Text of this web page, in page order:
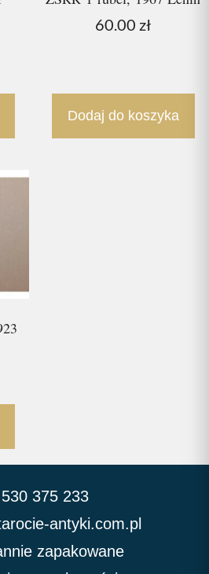
60.00 zł
Dodaj do koszyka
530 375 233
antyki.com.pl
zapakowane